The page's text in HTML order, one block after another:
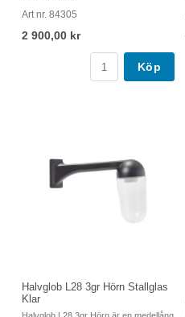
Art nr. 84305
2 900,00 kr
Köp
Halvglob L28 3gr Hörn Stallglas
Klar